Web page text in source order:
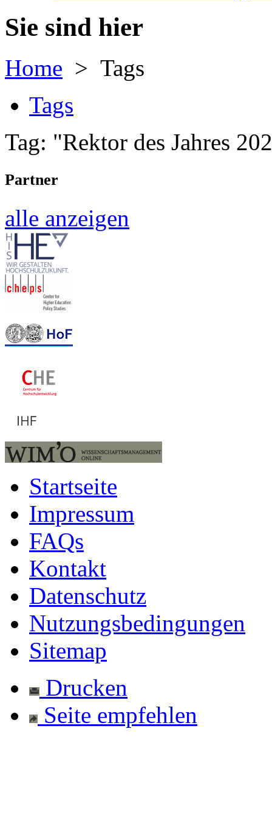
Sie sind hier
Home > Tags
Tags
Tag: "Rektor des Jahres
Partner
alle anzeigen
Startseite
Impressum
FAQs
Kontakt
Datenschutz
Nutzungsbedingungen
Sitemap
Drucken
Seite empfehlen